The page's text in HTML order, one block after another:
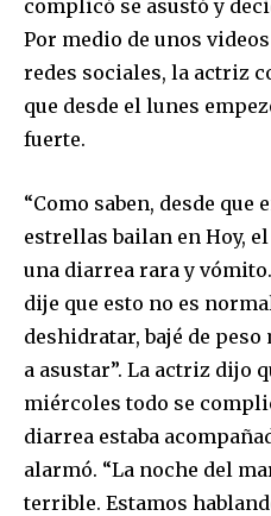
complicó se asustó y
Por medio de unos
redes sociales, la actriz
que desde el lunes
fuerte.
“Como saben, desde que
estrellas bailan en Hoy,
una diarrea rara y
dije que esto no es
deshidratar, bajé de
a asustar”. La actriz dijo
miércoles todo se
diarrea estaba
alarmó. “La noche del
terrible. Estamos